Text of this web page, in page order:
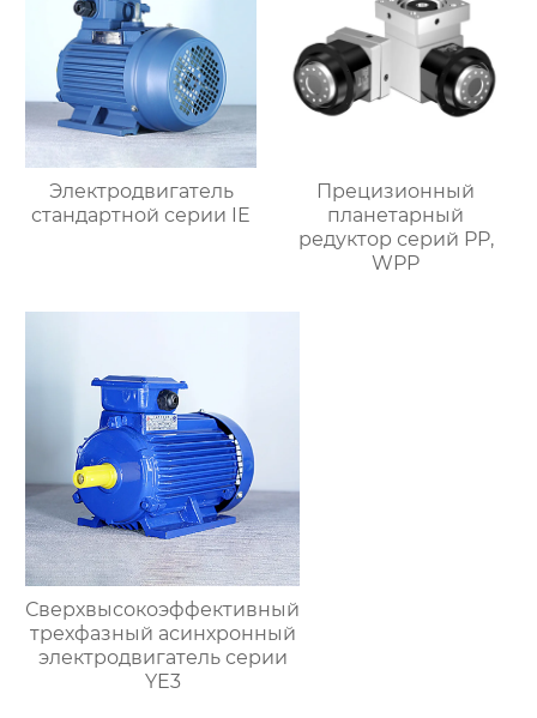
Электродвигатель
стандартной серии IE
Прецизионный
планетарный
редуктор серий PP,
WPP
Сверхвысокоэффективный
трехфазный асинхронный
электродвигатель серии
YE3